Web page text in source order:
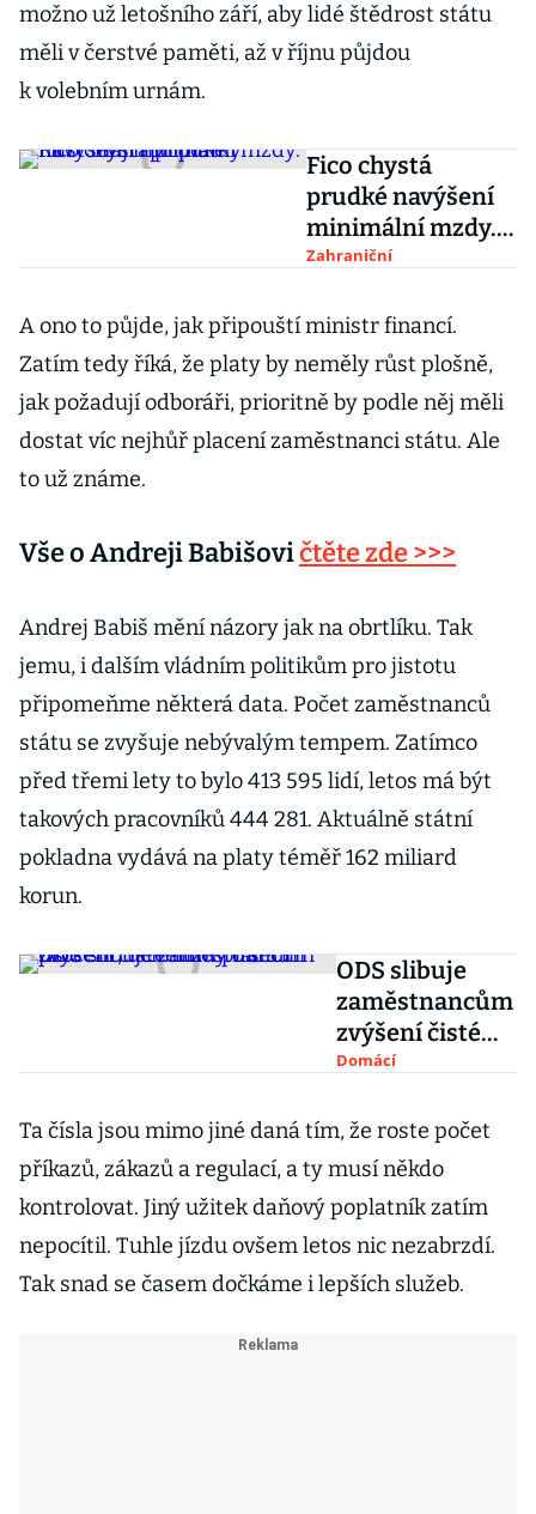
možno už letošního září, aby lidé štědrost státu
měli v čerstvé paměti, až v říjnu půjdou
k volebním urnám.
Fico chystá
prudké navýšení
minimální mzdy.
Růst mají i
Zahraniční
A ono to půjde, jak připouští ministr financí.
Zatím tedy říká, že platy by neměly růst plošně,
jak požadují odboráři, prioritně by podle něj měli
dostat víc nejhůř placení zaměstnanci státu. Ale
to už známe.
Vše o Andreji Babišovičtěte zde >>>
Andrej Babiš mění názory jak na obrtlíku. Tak
jemu, i dalším vládním politikům pro jistotu
připomeňme některá data. Počet zaměstnanců
státu se zvyšuje nebývalým tempem. Zatímco
před třemi lety to bylo 413 595 lidí, letos má být
takových pracovníků 444 281. Aktuálně státní
pokladna vydává na platy téměř 162 miliard
korun.
ODS slibuje
zaměstnancům
zvýšení čisté
mzdy o sedm
učitelům plat
35 tisíc
Domácí
Ta čísla jsou mimo jiné daná tím, že roste počet
příkazů, zákazů a regulací, a ty musí někdo
kontrolovat. Jiný užitek daňový poplatník zatím
nepocítil. Tuhle jízdu ovšem letos nic nezabrzdí.
Tak snad se časem dočkáme i lepších služeb.